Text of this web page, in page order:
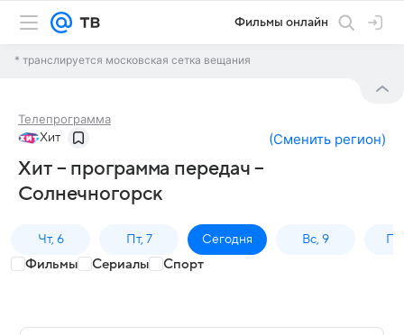
Фильмы онлайн
* транслируется московская сетка вещания
Телепрограмма
Хит (Сменить регион)
Хит – программа передач –
Солнечногорск
Чт, 6 Пт, 7 Сегодня Вс, 9
Фильмы Сериалы Спорт